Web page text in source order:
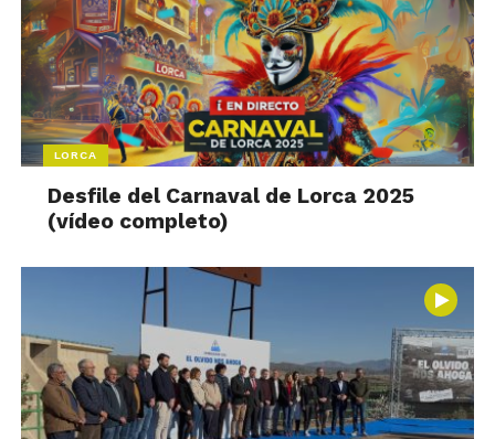
LORCA
Desfile del Carnaval de Lorca 2025
(vídeo completo)